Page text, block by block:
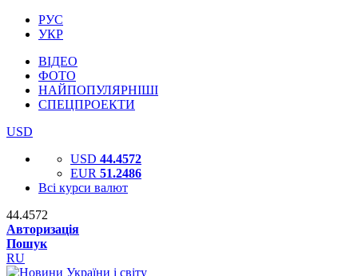
РУС
УКР
ВІДЕО
ФОТО
НАЙПОПУЛЯРНІШІ
СПЕЦПРОЕКТИ
USD
USD 44.4572
EUR 51.2486
Всі курси валют
44.4572
Авторизація
Пошук
RU